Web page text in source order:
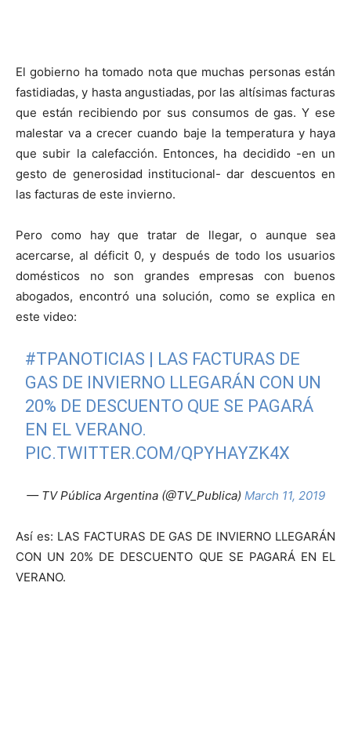
El gobierno ha tomado nota que muchas personas están
fastidiadas, y hasta angustiadas, por las altísimas facturas
que están recibiendo por sus consumos de gas. Y ese
malestar va a crecer cuando baje la temperatura y haya
que subir la calefacción. Entonces, ha decidido -en un
gesto de generosidad institucional- dar descuentos en
las facturas de este invierno.
Pero como hay que tratar de llegar, o aunque sea
acercarse, al déficit 0, y después de todo los usuarios
domésticos no son grandes empresas con buenos
abogados, encontró una solución, como se explica en
este video:
#TPANOTICIAS | LAS FACTURAS DE
GAS DE INVIERNO LLEGARÁN CON UN
20% DE DESCUENTO QUE SE PAGARÁ
EN EL VERANO.
PIC.TWITTER.COM/QPYHAYZK4X
— TV Pública Argentina (@TV_Publica) March 11, 2019
Así es: LAS FACTURAS DE GAS DE INVIERNO LLEGARÁN
CON UN 20% DE DESCUENTO QUE SE PAGARÁ EN EL
VERANO.